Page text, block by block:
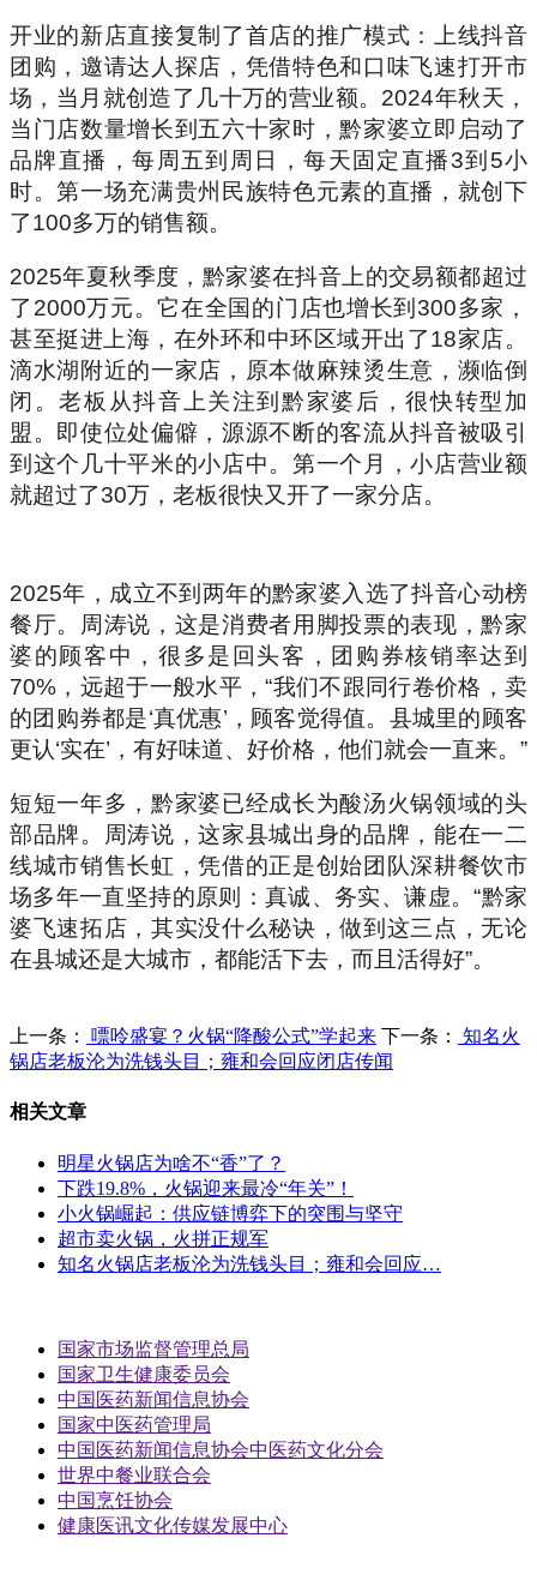
开业的新店直接复制了首店的推广模式：上线抖音
团购，邀请达人探店，凭借特色和口味飞速打开市
场，当月就创造了几十万的营业额。2024年秋天，
当门店数量增长到五六十家时，黔家婆立即启动了
品牌直播，每周五到周日，每天固定直播3到5小
时。第一场充满贵州民族特色元素的直播，就创下
了100多万的销售额。
2025年夏秋季度，黔家婆在抖音上的交易额都超过
了2000万元。它在全国的门店也增长到300多家，
甚至挺进上海，在外环和中环区域开出了18家店。
滴水湖附近的一家店，原本做麻辣烫生意，濒临倒
闭。老板从抖音上关注到黔家婆后，很快转型加
盟。即使位处偏僻，源源不断的客流从抖音被吸引
到这个几十平米的小店中。第一个月，小店营业额
就超过了30万，老板很快又开了一家分店。
2025年，成立不到两年的黔家婆入选了抖音心动榜
餐厅。周涛说，这是消费者用脚投票的表现，黔家
婆的顾客中，很多是回头客，团购券核销率达到
70%，远超于一般水平，“我们不跟同行卷价格，卖
的团购券都是‘真优惠’，顾客觉得值。县城里的顾客
更认‘实在’，有好味道、好价格，他们就会一直来。”
短短一年多，黔家婆已经成长为酸汤火锅领域的头
部品牌。周涛说，这家县城出身的品牌，能在一二
线城市销售长虹，凭借的正是创始团队深耕餐饮市
场多年一直坚持的原则：真诚、务实、谦虚。“黔家
婆飞速拓店，其实没什么秘诀，做到这三点，无论
在县城还是大城市，都能活下去，而且活得好”。
上一条： 嘌呤盛宴？火锅“降酸公式”学起来 下一条：
知名火
锅店老板沦为洗钱头目；雍和会回应闭店传闻
相关文章
明星火锅店为啥不“香”了？
下跌19.8%，火锅迎来最冷“年关”！
小火锅崛起：供应链博弈下的突围与坚守
超市卖火锅，火拼正规军
知名火锅店老板沦为洗钱头目；雍和会回应…
国家市场监督管理总局
国家卫生健康委员会
中国医药新闻信息协会
国家中医药管理局
中国医药新闻信息协会中医药文化分会
世界中餐业联合会
中国烹饪协会
健康医讯文化传媒发展中心